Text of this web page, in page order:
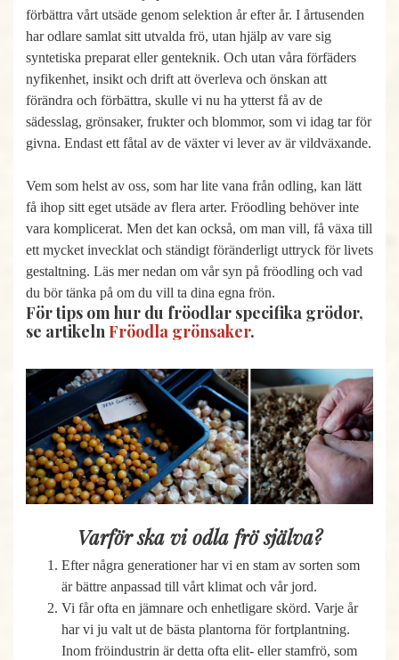
förbättra vårt utsäde genom selektion år efter år. I årtusenden
har odlare samlat sitt utvalda frö, utan hjälp av vare sig
syntetiska preparat eller genteknik. Och utan våra förfäders
nyfikenhet, insikt och drift att överleva och önskan att
förändra och förbättra, skulle vi nu ha ytterst få av de
sädesslag, grönsaker, frukter och blommor, som vi idag tar för
givna. Endast ett fåtal av de växter vi lever av är vildväxande.
Vem som helst av oss, som har lite vana från odling, kan lätt
få ihop sitt eget utsäde av flera arter. Fröodling behöver inte
vara komplicerat. Men det kan också, om man vill, få växa till
ett mycket invecklat och ständigt föränderligt uttryck för livets
gestaltning. Läs mer nedan om vår syn på fröodling och vad
du bör tänka på om du vill ta dina egna frön.
För tips om hur du fröodlar specifika grödor,
se artikeln Fröodla grönsaker.
Varför ska vi odla frö själva?
Efter några generationer har vi en stam av sorten som
är bättre anpassad till vårt klimat och vår jord.
Vi får ofta en jämnare och enhetligare skörd. Varje år
har vi ju valt ut de bästa plantorna för fortplantning.
Inom fröindustrin är detta ofta elit- eller stamfrö, som